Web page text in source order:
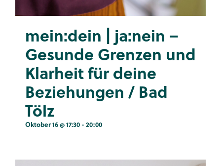
mein:dein | ja:nein –
Gesunde Grenzen und
Klarheit für deine
Beziehungen / Bad
Tölz
Oktober 16 @ 17:30- 20:00